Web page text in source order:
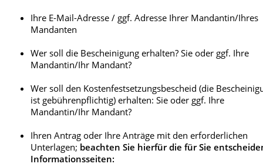
Gebühr: Mindestens 90 € pro Künstlerin/Künstler; bei
weiterem Zeitaufwand.
wenn Sie oder Ihr/e Mandant/in die unmittelbar
Schul- und Bildungszweck dienenden
Unterrichtsleistungen als
Lehrer/in
(Honorarkraft) erbringen/erbringt
an Hochschulen im Sinne der §§ 1 und 70 des
allgemeinbildenden oder berufsbildenden
(siehe § 4 Nr. 21 b aa UStG), also z.B. an der
Hochschule für Musik, Theater und Medien
Bildende Künste Braunschweig (HBK) bzw.
Gymnasien, Realschulen oder Berufsschulen.
Ihre E-Mail-Adresse / ggf. Adresse Ihrer Mandantin/Ihres
Mandanten
Wer soll die Bescheinigung erhalten? Sie oder ggf. Ihre
Mandantin/Ihr Mandant?
Wer soll den Kostenfestsetzungsbescheid (die
ist gebührenpflichtig) erhalten: Sie oder ggf. Ihre
Mandantin/Ihr Mandant?
Ihren Antrag oder Ihre Anträge mit den erforderlichen
Unterlagen; beachten Sie hierfür die für Sie
Informationsseiten: